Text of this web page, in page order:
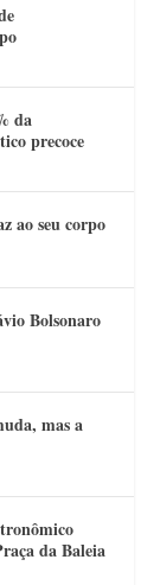
da
precoce
ao seu corpo
Bolsonaro
mas a
da Baleia